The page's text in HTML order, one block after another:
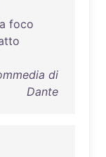
foco
di
Dante